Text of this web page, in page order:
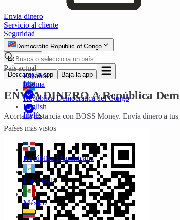
Envia dinero
Servicio al cliente
Seguridad
Democratic Republic of Congo
País actual
República Democrática del Congo
Países más vistos
República Dominicana
Guatemala
México
Español
Español
Idioma
English
Inglés
Descarga la app Baja la app
ENVÍA DINERO ARepública
Acorta la distancia con BOSS Money. Envía dinero a